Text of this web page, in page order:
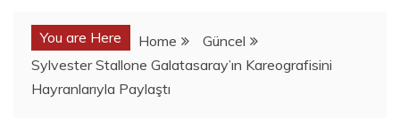
You are Here Home
Güncel
Sylvester Stallone Galatasaray’ın Kareografisini
Hayranlarıyla Paylaştı